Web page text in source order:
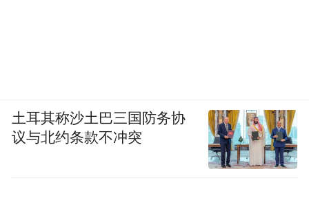
土耳其称沙土巴三国防务协
议与北约条款不冲突